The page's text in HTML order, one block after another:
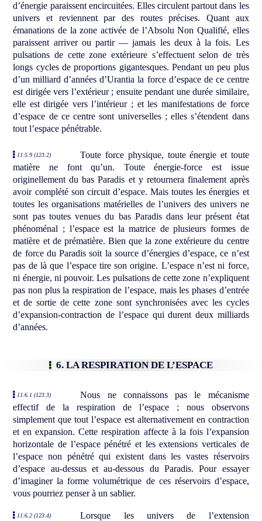
d’énergie paraissent encircuitées. Elles circulent partout dans les
univers et reviennent par des routes précises. Quant aux
émanations de la zone activée de l’Absolu Non Qualifié, elles
paraissent arriver ou partir — jamais les deux à la fois. Les
pulsations de cette zone extérieure s’effectuent selon de très
longs cycles de proportions gigantesques. Pendant un peu plus
d’un milliard d’années d’Urantia la force d’espace de ce centre
est dirigée vers l’extérieur ; ensuite pendant une durée similaire,
elle est dirigée vers l’intérieur ; et les manifestations de force
d’espace de ce centre sont universelles ; elles s’étendent dans
tout l’espace pénétrable.
11:5.9 (123.2)
Toute force physique, toute énergie et toute
matière ne font qu’un. Toute énergie-force est issue
originellement du bas Paradis et y retournera finalement après
avoir complété son circuit d’espace. Mais toutes les énergies et
toutes les organisations matérielles de l’univers des univers ne
sont pas toutes venues du bas Paradis dans leur présent état
phénoménal ; l’espace est la matrice de plusieurs formes de
matière et de prématière. Bien que la zone extérieure du centre
de force du Paradis soit la source d’énergies d’espace, ce n’est
pas de là que l’espace tire son origine. L’espace n’est ni force,
ni énergie, ni pouvoir. Les pulsations de cette zone n’expliquent
pas non plus la respiration de l’espace, mais les phases d’entrée
et de sortie de cette zone sont synchronisées avec les cycles
d’expansion-contraction de l’espace qui durent deux milliards
d’années.
6. LA RESPIRATION DE L’ESPACE
11:6.1 (123.3)
Nous ne connaissons pas le mécanisme
effectif de la respiration de l’espace ; nous observons
simplement que tout l’espace est alternativement en contraction
et en expansion. Cette respiration affecte à la fois l’expansion
horizontale de l’espace pénétré et les extensions verticales de
l’espace non pénétré qui existent dans les vastes réservoirs
d’espace au-dessus et au-dessous du Paradis. Pour essayer
d’imaginer la forme volumétrique de ces réservoirs d’espace,
vous pourriez penser à un sablier.
11:6.2 (123.4)
Lorsque les univers de l’extension